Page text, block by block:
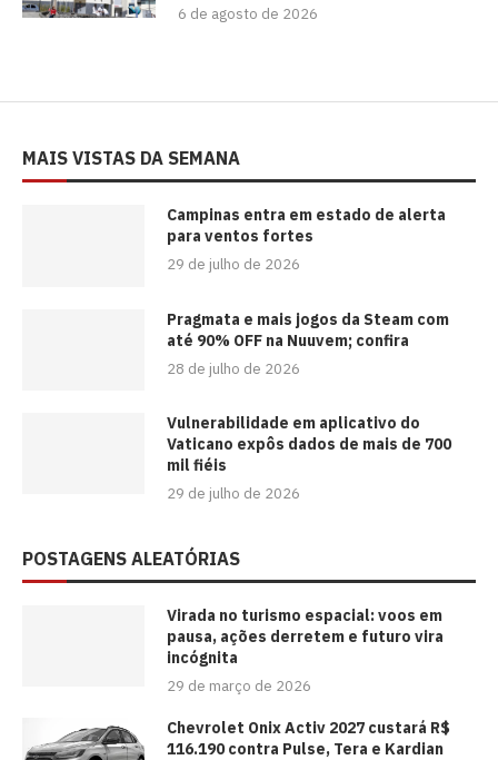
6 de agosto de 2026
MAIS VISTAS DA SEMANA
Campinas entra em estado de alerta
para ventos fortes
29 de julho de 2026
Pragmata e mais jogos da Steam com
até 90% OFF na Nuuvem; confira
28 de julho de 2026
Vulnerabilidade em aplicativo do
Vaticano expôs dados de mais de 700
mil fiéis
29 de julho de 2026
POSTAGENS ALEATÓRIAS
Virada no turismo espacial: voos em
pausa, ações derretem e futuro vira
incógnita
29 de março de 2026
Chevrolet Onix Activ 2027 custará R$
116.190 contra Pulse, Tera e Kardian